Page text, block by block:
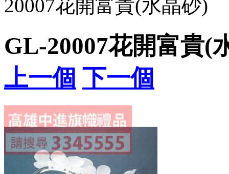
20007花開富貴(水晶砂)
GL-20007花開富貴(
上一個 下一個